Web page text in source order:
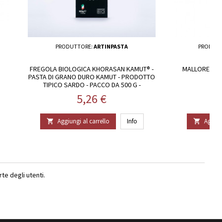
PRODUTTORE: ARTINPASTA
FREGOLA BIOLOGICA KHORASAN KAMUT® -
PASTA DI GRANO DURO KAMUT - PRODOTTO
TIPICO SARDO - PACCO DA 500 G -
Prezzo
5,26 €
 Aggiungi al carrello Info 
degli utenti.